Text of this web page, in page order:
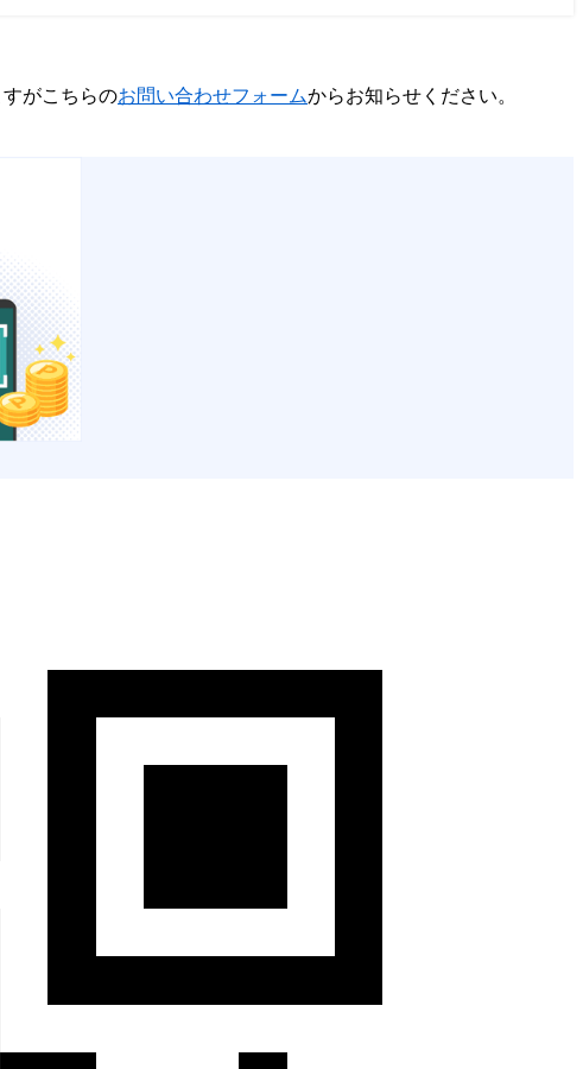
がこちらのお問い合わせフォームからお知らせください。